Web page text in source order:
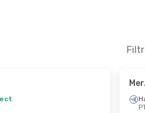
Hahn Air